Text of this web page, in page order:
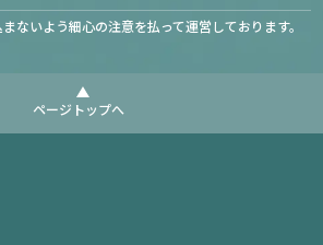
ないよう細心の注意を払って運営しております。
ページトップへ